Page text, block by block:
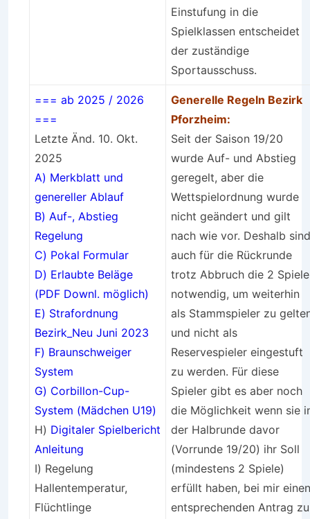
Einstufung in die
Spielklassen entscheidet
der zuständige
Sportausschuss.
=== ab 2025 / 2026
===
Letzte Änd. 10. Okt.
2025
A) Merkblatt und
genereller Ablauf
B) Auf-, Abstieg
Regelung
C) Pokal Formular
D) Erlaubte Beläge
(PDF Downl. möglich)
E) Strafordnung
Bezirk_Neu Juni 2023
F) Braunschweiger
System
G) Corbillon-Cup-
System (Mädchen U19)
H) Digitaler Spielbericht
Anleitung
I) Regelung
Hallentemperatur,
Flüchtlinge
Generelle Regeln Bezirk
Pforzheim:
Seit der Saison 19/20
wurde Auf- und Abstieg
geregelt, aber die
Wettspielordnung wurde
nicht geändert und gilt
nach wie vor. Deshalb sind
auch für die Rückrunde
trotz Abbruch die 2 Spiele
notwendig, um weiterhin
als Stammspieler zu
und nicht als
Reservespieler eingestuft
zu werden. Für diese
Spieler gibt es aber noch
die Möglichkeit wenn sie
der Halbrunde davor
(Vorrunde 19/20) ihr Soll
(mindestens 2 Spiele)
erfüllt haben, bei mir einen
entsprechenden Antrag zu